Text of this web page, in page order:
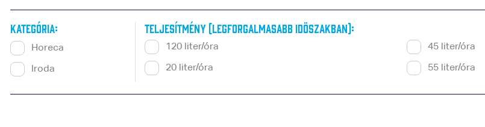
Kategória:
Horeca
Iroda
Teljesítmény (legforgalmasabb idöszakban):
120 liter/óra
20 liter/óra
45 liter/óra
55 liter/óra